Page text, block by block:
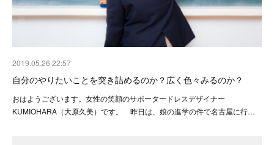
2019.05.26 22:57
自分のやりたいことを突き詰めるのか？広く色々みるのか？
おはようございます。女性の笑顔のサポータードレスデザイナー
KUMIOHARA（大原久美）です。 昨日は、娘の進学の件で名古屋に行…